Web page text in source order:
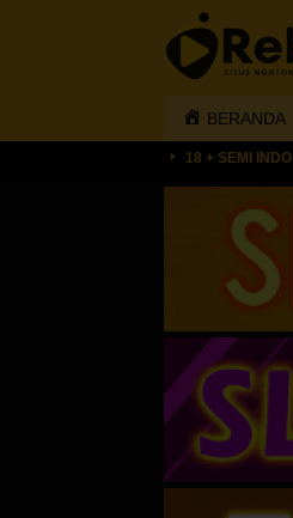
BERANDA
18 + SEMI INDO